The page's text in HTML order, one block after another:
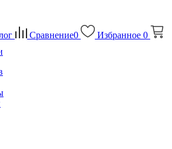
Сравнение0 Избранное 0